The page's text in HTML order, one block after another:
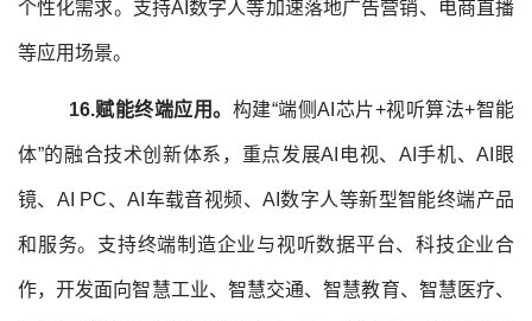
个性化需求。支持AI数字人等加速落地广告营销、电商直播
等应用场景。
16.赋能终端应用。 构建“端侧AI芯片+视听算法+智能
体”的融合技术创新体系，重点发展AI电视、AI手机、AI眼
镜、AI PC、AI车载音视频、AI数字人等新型智能终端产品
和服务。支持终端制造企业与视听数据平台、科技企业合
作，开发面向智慧工业、智慧交通、智慧教育、智慧医疗、